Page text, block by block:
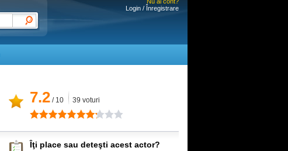
Login / Înregistrare
7.2 / 10 39 voturi
Îţi place sau deteşti acest actor?